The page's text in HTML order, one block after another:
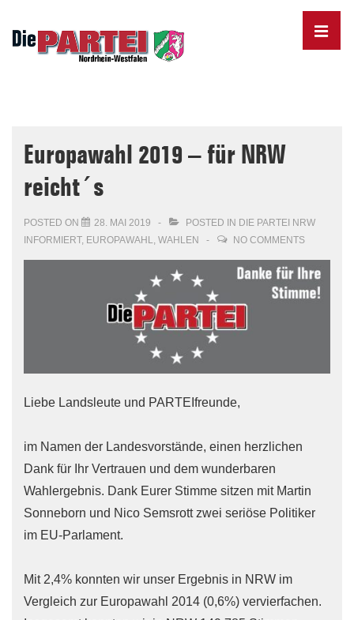
Skip
MENU
Europawahl 2019 – für NRW
reicht´s
POSTED ON 28. MAI 2019 POSTED IN DIE PARTEI NRW
INFORMIERT, EUROPAWAHL, WAHLEN NO COMMENTS
Liebe Landsleute und PARTEIfreunde,
im Namen der Landesvorstände, einen herzlichen
Dank für Ihr Vertrauen und dem wunderbaren
Wahlergebnis. Dank Eurer Stimme sitzen mit Martin
Sonneborn und Nico Semsrott zwei seriöse Politiker
im EU-Parlament.
Mit 2,4% konnten wir unser Ergebnis in NRW im
Vergleich zur Europawahl 2014 (0,6%) vervierfachen.